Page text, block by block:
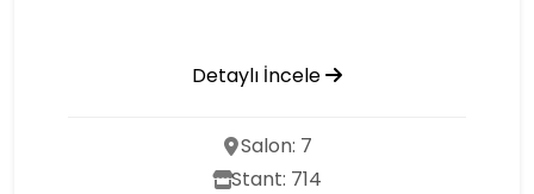
Detaylı İncele
Salon: 7
Stant: 714